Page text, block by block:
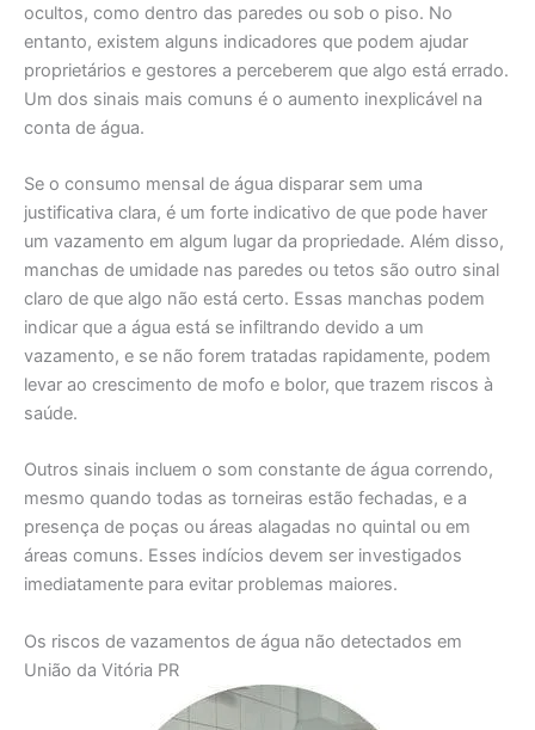
ocultos, como dentro das paredes ou sob o piso. No
entanto, existem alguns indicadores que podem ajudar
proprietários e gestores a perceberem que algo está errado.
Um dos sinais mais comuns é o aumento inexplicável na
conta de água.
Se o consumo mensal de água disparar sem uma
justificativa clara, é um forte indicativo de que pode haver
um vazamento em algum lugar da propriedade. Além disso,
manchas de umidade nas paredes ou tetos são outro sinal
claro de que algo não está certo. Essas manchas podem
indicar que a água está se infiltrando devido a um
vazamento, e se não forem tratadas rapidamente, podem
levar ao crescimento de mofo e bolor, que trazem riscos à
saúde.
Outros sinais incluem o som constante de água correndo,
mesmo quando todas as torneiras estão fechadas, e a
presença de poças ou áreas alagadas no quintal ou em
áreas comuns. Esses indícios devem ser investigados
imediatamente para evitar problemas maiores.
Os riscos de vazamentos de água não detectados em
União da Vitória PR